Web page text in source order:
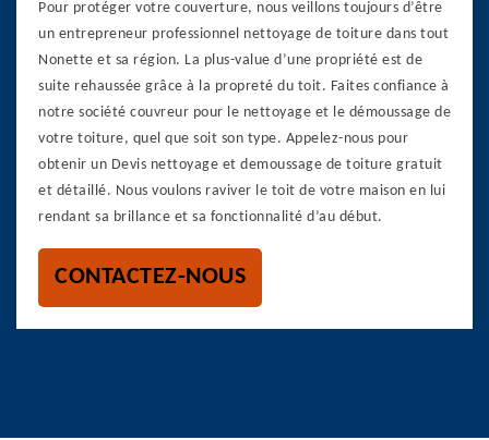
Pour protéger votre couverture, nous veillons toujours d’être
un entrepreneur professionnel nettoyage de toiture dans tout
Nonette et sa région. La plus-value d’une propriété est de
suite rehaussée grâce à la propreté du toit. Faites confiance à
notre société couvreur pour le nettoyage et le démoussage de
votre toiture, quel que soit son type. Appelez-nous pour
obtenir un Devis nettoyage et demoussage de toiture gratuit
et détaillé. Nous voulons raviver le toit de votre maison en lui
rendant sa brillance et sa fonctionnalité d’au début.
CONTACTEZ-NOUS